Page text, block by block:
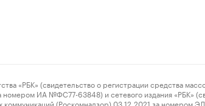
(свидетельство о регистрации средства
ИА №ФС77-63848) и сетевого издания «РБК»
(Роскомнадзор) 03.12.2021 за номером